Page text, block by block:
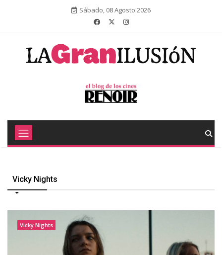
Sábado, 08 Agosto 2026
Vicky Nights
Vicky Nights